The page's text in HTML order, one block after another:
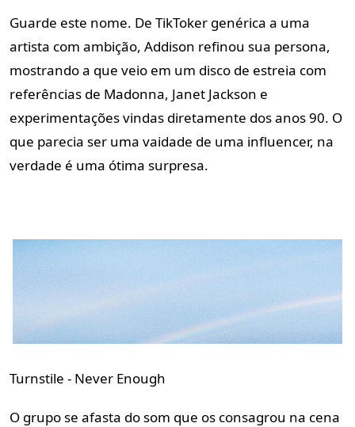
Guarde este nome. De TikToker genérica a uma
artista com ambição, Addison refinou sua persona,
mostrando a que veio em um disco de estreia com
referências de Madonna, Janet Jackson e
experimentações vindas diretamente dos anos 90. O
que parecia ser uma vaidade de uma influencer, na
verdade é uma ótima surpresa.
Turnstile - Never Enough
O grupo se afasta do som que os consagrou na cena